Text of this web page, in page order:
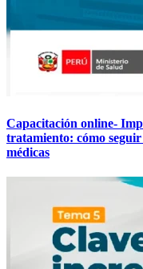
Capacitación online-
tratamiento: cómo
médicas